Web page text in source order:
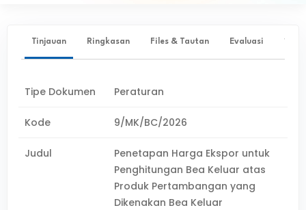
Tinjauan Ringkasan Files & Tautan Evaluasi ✨
Tipe Dokumen Peraturan
Kode 9/MK/BC/2026
Judul
Penetapan Harga Ekspor untuk
Penghitungan Bea Keluar atas
Produk Pertambangan yang
Dikenakan Bea Keluar